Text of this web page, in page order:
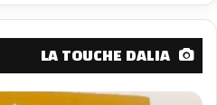
LA TOUCHE DALIA